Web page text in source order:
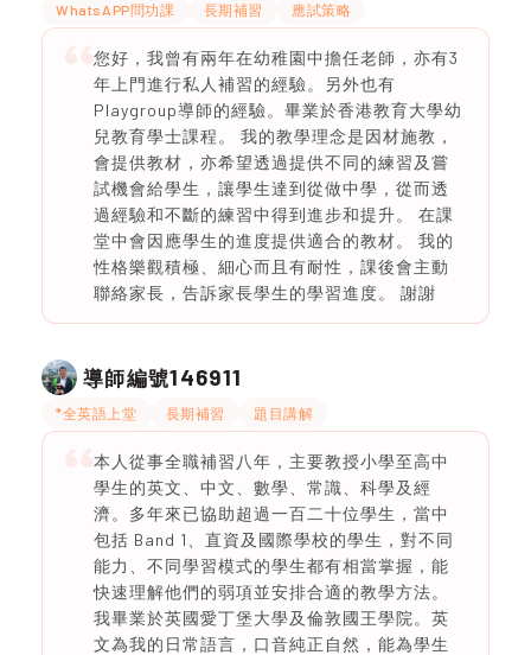
WhatsAPP問功課 長期補習 應試策略
您好，我曾有兩年在幼稚園中擔任老師，亦有3
年上門進行私人補習的經驗。另外也有
Playgroup導師的經驗。畢業於香港教育大學幼
兒教育學士課程。 我的教學理念是因材施教，
會提供教材，亦希望透過提供不同的練習及嘗
試機會給學生，讓學生達到從做中學，從而透
過經驗和不斷的練習中得到進步和提升。 在課
堂中會因應學生的進度提供適合的教材。 我的
性格樂觀積極、細心而且有耐性，課後會主動
聯絡家長，告訴家長學生的學習進度。 謝謝
導師編號146911
*全英語上堂 長期補習 題目講解
本人從事全職補習八年，主要教授小學至高中
學生的英文、中文、數學、常識、科學及經
濟。多年來已協助超過一百二十位學生，當中
包括 Band 1、直資及國際學校的學生，對不同
能力、不同學習模式的學生都有相當掌握，能
快速理解他們的弱項並安排合適的教學方法。
我畢業於英國愛丁堡大學及倫敦國王學院。英
文為我的日常語言，口音純正自然，能為學生